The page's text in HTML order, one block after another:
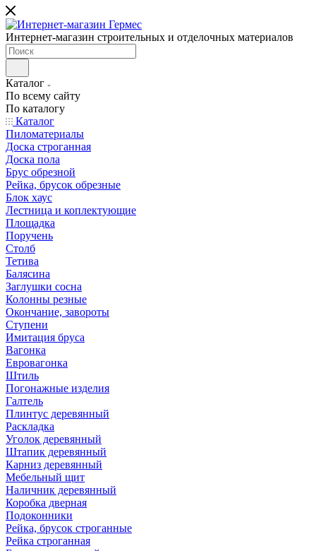
Интернет-магазин строительных и отделочных материалов
Каталог
По всему сайту
По каталогу
Каталог
Пиломатериалы
Доска строганная
Доска пола
Брус обрезной
Рейка, брусок обрезные
Блок хаус
Лестница и коплектующие
Площадка
Поручень
Столб
Тетива
Балясина
Заглушки сосна
Колонны резные
Окончание, завороты
Ступени
Имитация бруса
Вагонка
Евровагонка
Штиль
Погонажные изделия
Галтель
Плинтус деревянный
Раскладка
Уголок деревянный
Штапик деревянный
Карниз деревянный
Мебельный щит
Наличник деревянный
Коробка дверная
Подоконники
Рейка, брусок строганные
Рейка строганная